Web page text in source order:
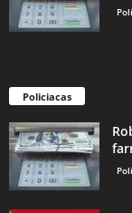
Policiacas